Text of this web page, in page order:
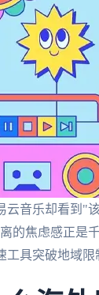
云音乐却看到"
的焦虑感正是
工具突破地域限